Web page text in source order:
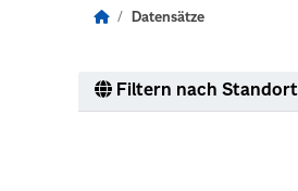
Datensätze
Filtern nach Standort